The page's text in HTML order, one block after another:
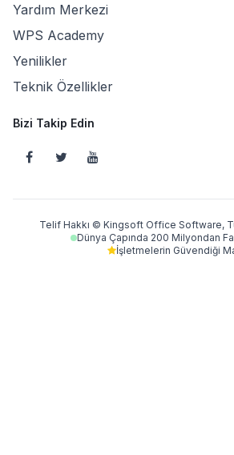
Yardım Merkezi
WPS Academy
Yenilikler
Teknik Özellikler
Bizi Takip Edin
Telif Hakkı © Kingsoft Office Software,
Dünya Çapında 200 Milyondan
İşletmelerin Güvendiği